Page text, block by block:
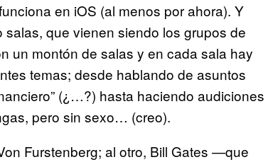
en iOS (al menos por ahora). Y
salas, que vienen siendo los grupos de
un montón de salas y en cada sala hay
temas; desde hablando de asuntos
(¿…?) hasta haciendo audiciones
pero sin sexo… (creo).
Furstenberg; al otro, Bill Gates —que